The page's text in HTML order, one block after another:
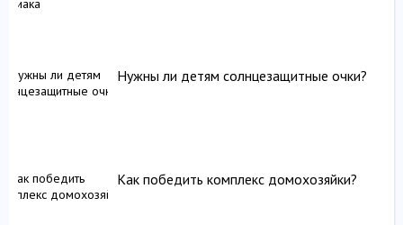
Нужны ли детям солнцезащитные очки?
Как победить комплекс домохозяйки?